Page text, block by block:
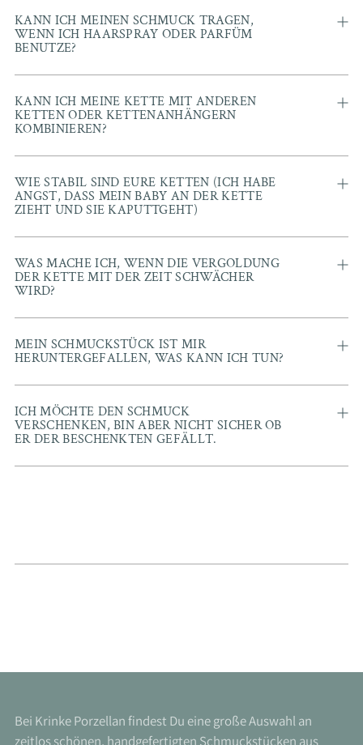
KANN ICH MEINEN SCHMUCK TRAGEN,
WENN ICH HAARSPRAY ODER PARFÜM
BENUTZE?
KANN ICH MEINE KETTE MIT ANDEREN
KETTEN ODER KETTENANHÄNGERN
KOMBINIEREN?
WIE STABIL SIND EURE KETTEN (ICH HABE
ANGST, DASS MEIN BABY AN DER KETTE
ZIEHT UND SIE KAPUTTGEHT)
WAS MACHE ICH, WENN DIE VERGOLDUNG
DER KETTE MIT DER ZEIT SCHWÄCHER
WIRD?
MEIN SCHMUCKSTÜCK IST MIR
HERUNTERGEFALLEN, WAS KANN ICH TUN?
ICH MÖCHTE DEN SCHMUCK
VERSCHENKEN, BIN ABER NICHT SICHER OB
ER DER BESCHENKTEN GEFÄLLT.
Bei Krinke Porzellan findest Du eine große Auswahl an
zeitlos schönen, handgefertigten Schmuckstücken aus